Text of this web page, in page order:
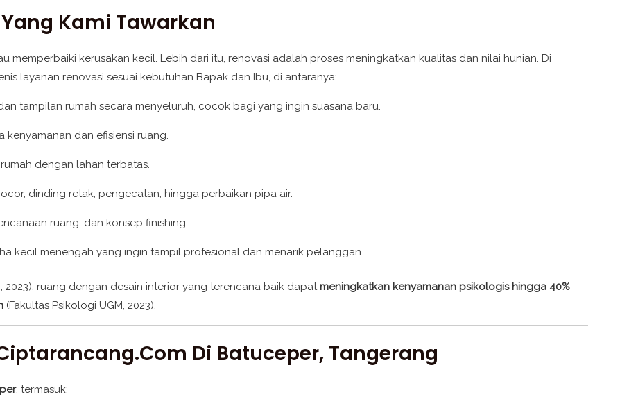
Kami Tawarkan
memperbaiki kerusakan kecil. Lebih dari itu, renovasi adalah proses meningkatkan kualitas dan nilai hunian. Di
layanan renovasi sesuai kebutuhan Bapak dan Ibu, di antaranya:
tampilan rumah secara menyeluruh, cocok bagi yang ingin suasana baru.
kenyamanan dan efisiensi ruang.
dengan lahan terbatas.
dinding retak, pengecatan, hingga perbaikan pipa air.
ruang, dan konsep finishing.
kecil menengah yang ingin tampil profesional dan menarik pelanggan.
2023), ruang dengan desain interior yang terencana baik dapat meningkatkan kenyamanan psikologis hingga 40%
(Fakultas Psikologi UGM, 2023).
Di Batuceper, Tangerang
, termasuk: